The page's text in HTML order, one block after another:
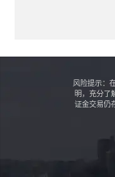
重仓。此外，
行业中的川恒
块遥遥领先。
风险提示：
明，充分了
证金交易仍